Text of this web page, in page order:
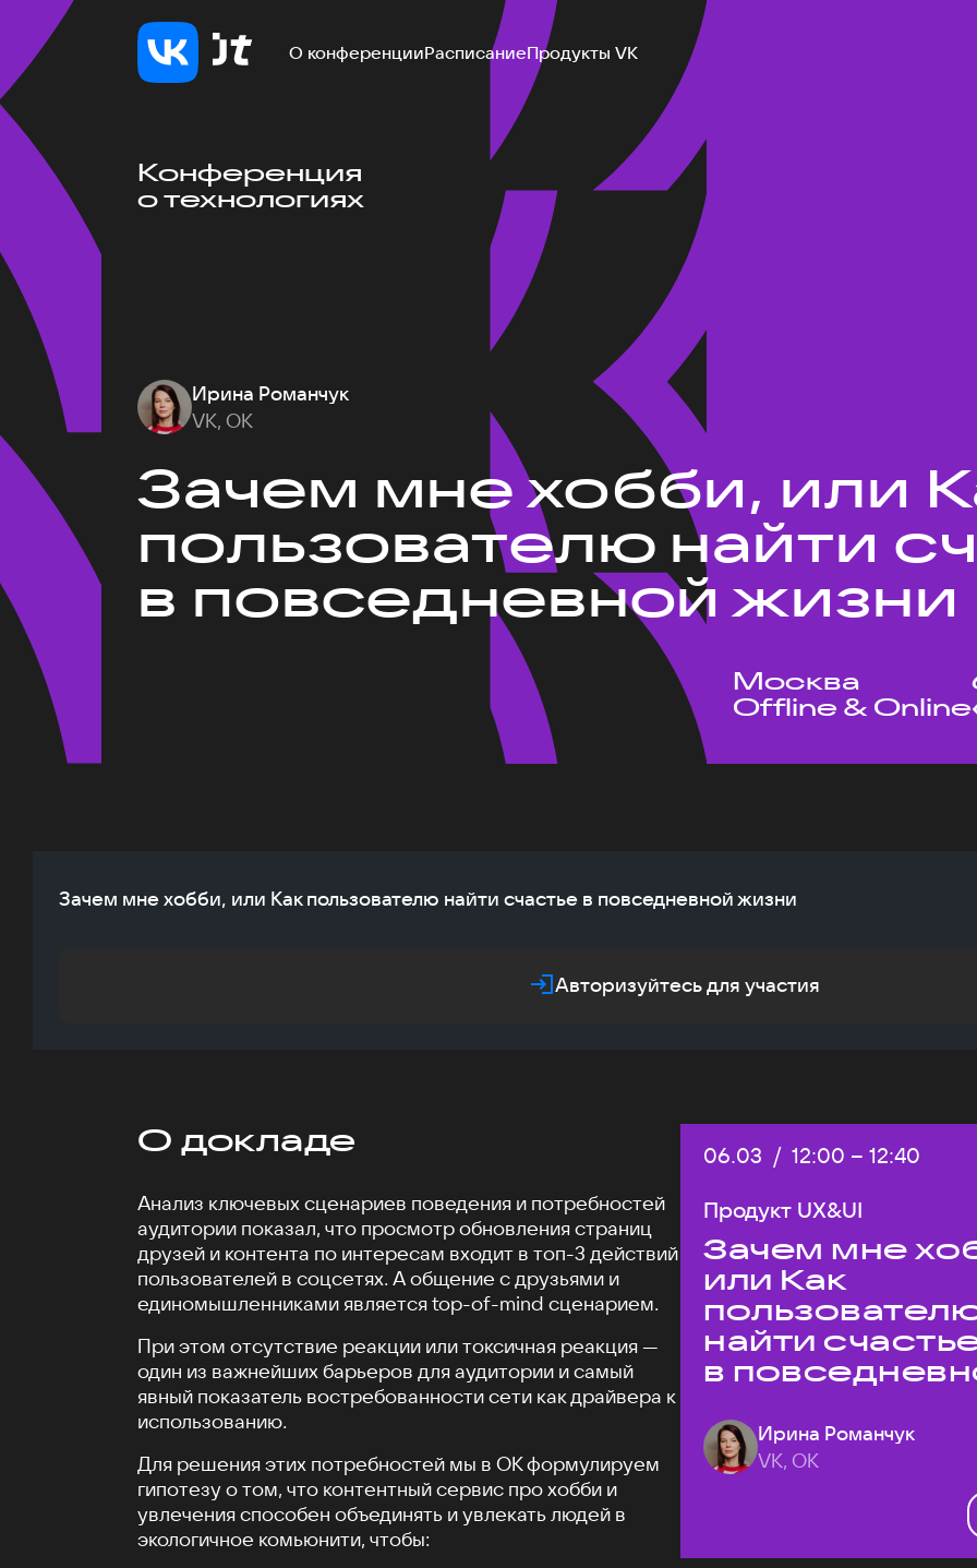
О конференцииРасписаниеПродукты VK
Конференция
о технологиях
Ирина Романчук
VK, ОК
Зачем мне хобби, или
пользователю найти
в повседневной жизни
Москва
Offline & Online
Зачем мне хобби, или Как пользователю найти счастье в повседневной жизни
Авторизуйтесь для участия
О докладе
Анализ ключевых сценариев поведения и потребностей
аудитории показал, что просмотр обновления страниц
друзей и контента по интересам входит в топ-3 действий
пользователей в соцсетях. А общение с друзьями и
единомышленниками является top-of-mind сценарием.
При этом отсутствие реакции или токсичная реакция —
один из важнейших барьеров для аудитории и самый
явный показатель востребованности сети как драйвера к
использованию.
Для решения этих потребностей мы в ОК формулируем
гипотезу о том, что контентный сервис про хобби и
увлечения способен объединять и увлекать людей в
экологичное комьюнити, чтобы:
Дата:
06.03 / Начало:
12:00 – Конец:
12:40
Продукт UX&UI
Зачем мне
или Как
найти
в
Ирина Романчук
VK, ОК